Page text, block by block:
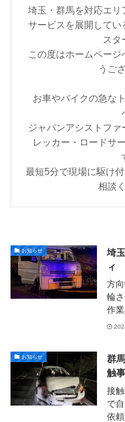
埼玉・群馬を対応エリ
サービスを展開して
スタ
この度はホームペー
うご
お車やバイクの急な
ジャパンアシストフ
レッカー・ロードサ
最短5分で現場に駆け
相談
お知らせ
埼
ィ
方
輪
作
お知らせ
群
触
接
で
依